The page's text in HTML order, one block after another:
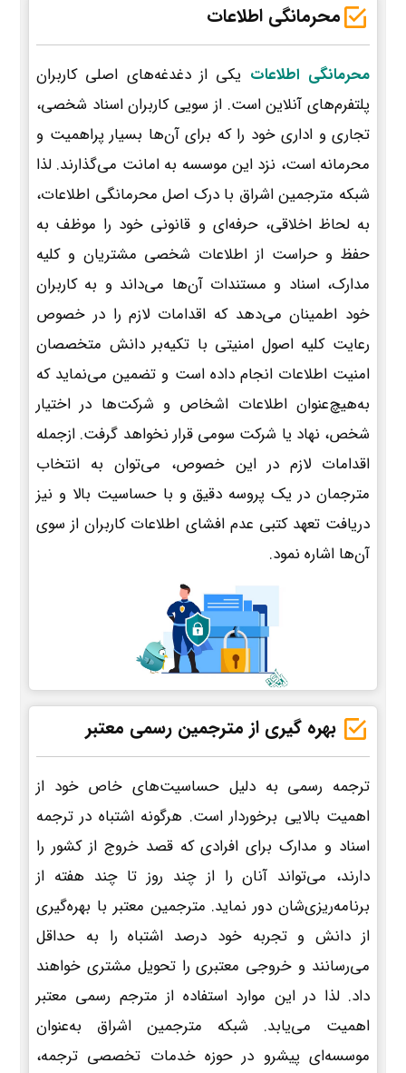
محرمانگی اطلاعات
محرمانگی اطلاعات یکی از دغدغه‌های اصلی کاربران
پلتفرم‌های آنلاین است. از سویی کاربران اسناد شخصی،
تجاری و اداری خود را که برای آن‌ها بسیار پراهمیت و
محرمانه است، نزد این موسسه به امانت می‌گذارند. لذا
شبکه مترجمین اشراق با درک اصل محرمانگی اطلاعات،
به لحاظ اخلاقی، حرفه‌ای و قانونی خود را موظف به
حفظ و حراست از اطلاعات شخصی مشتریان و کلیه
مدارک، اسناد و مستندات آن‌ها می‌داند و به کاربران
خود اطمینان می‌دهد که اقدامات لازم را در خصوص
رعایت کلیه اصول امنیتی با تکیه‌بر دانش متخصصان
امنیت اطلاعات انجام داده است و تضمین می‌نماید که
به‌هیچ‌عنوان اطلاعات اشخاص و شرکت‌ها در اختیار
شخص، نهاد یا شرکت سومی قرار نخواهد گرفت. ازجمله
اقدامات لازم در این خصوص، می‌توان به انتخاب
مترجمان در یک پروسه دقیق و با حساسیت بالا و نیز
دریافت تعهد کتبی عدم افشای اطلاعات کاربران از سوی
آن‌ها اشاره نمود.
بهره گیری از مترجمین رسمی معتبر
ترجمه رسمی به دلیل حساسیت‌های خاص خود از
اهمیت بالایی برخوردار است. هرگونه اشتباه در ترجمه
اسناد و مدارک برای افرادی که قصد خروج از کشور را
دارند، می‌تواند آنان را از چند روز تا چند هفته از
برنامه‌ریزی‌شان دور نماید. مترجمین معتبر با بهره‌گیری
از دانش و تجربه خود درصد اشتباه را به حداقل
می‌رسانند و خروجی معتبری را تحویل مشتری خواهند
داد. لذا در این موارد استفاده از مترجم رسمی معتبر
اهمیت می‌یابد. شبکه مترجمین اشراق به‌عنوان
موسسه‌ای پیشرو در حوزه خدمات تخصصی ترجمه،